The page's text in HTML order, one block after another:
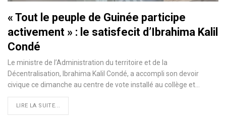
« Tout le peuple de Guinée participe
activement » : le satisfecit d’Ibrahima Kalil
Condé
Le ministre de l’Administration du territoire et de la
Décentralisation, Ibrahima Kalil Condé, a accompli son devoir
civique ce dimanche au centre de vote installé au collège et…
LIRE LA SUITE...